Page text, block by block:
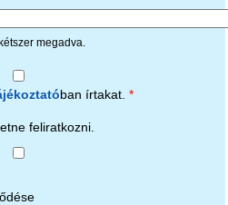
megadva.
ban írtakat. *
feliratkozni.